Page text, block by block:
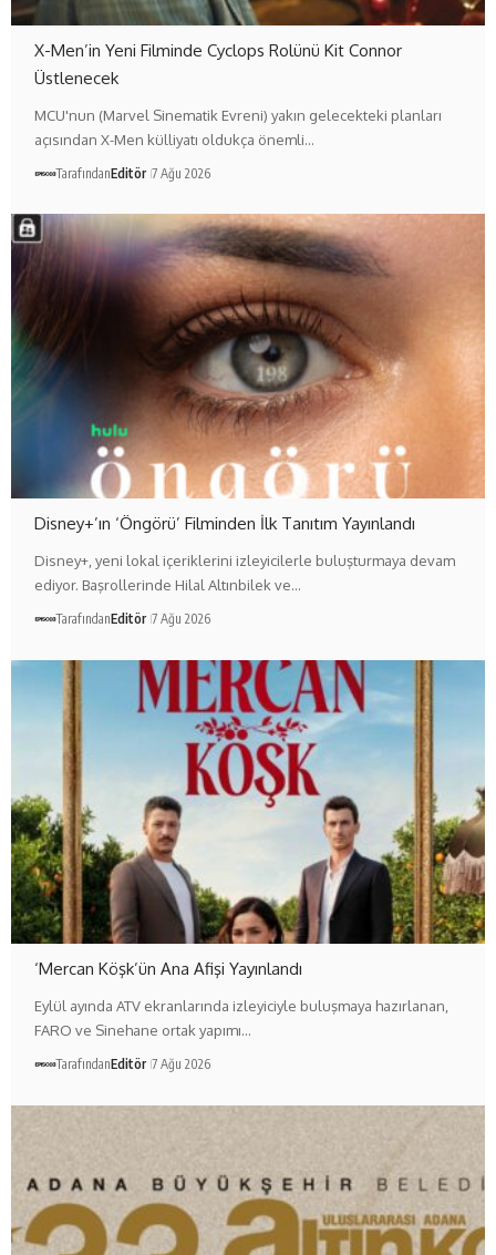
X-Men’in Yeni Filminde Cyclops Rolünü Kit Connor
Üstlenecek
MCU'nun (Marvel Sinematik Evreni) yakın gelecekteki planları
açısından X-Men külliyatı oldukça önemli…
TarafındanEditör 7 Ağu 2026
Disney+’ın ‘Öngörü’ Filminden İlk Tanıtım Yayınlandı
Disney+, yeni lokal içeriklerini izleyicilerle buluşturmaya devam
ediyor. Başrollerinde Hilal Altınbilek ve…
TarafındanEditör 7 Ağu 2026
‘Mercan Köşk’ün Ana Afişi Yayınlandı
Eylül ayında ATV ekranlarında izleyiciyle buluşmaya hazırlanan,
FARO ve Sinehane ortak yapımı…
TarafındanEditör 7 Ağu 2026